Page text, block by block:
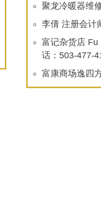
聚龙冷暖器维
李倩 注册会计
富记杂货店 Fu
话：503-477-
富康商场逸四